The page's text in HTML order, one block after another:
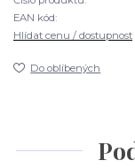
EAN kód:
Hlídat cenu / dostupnost
Do oblíbených